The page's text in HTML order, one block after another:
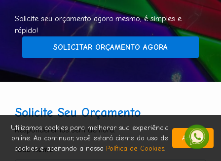
Solicite seu orçamento agora mesmo, é simples e
rápido!
SOLICITAR ORÇAMENTO AGORA
Solicite Seu Orçamento
Responderemos sem demora.
*Seu Nome
Utilizamos cookies para melhorar sua experiência
online. Ao continuar, você estará ciente do uso de
cookies e aceitando a nossa Política de Cookies.
Aceitar